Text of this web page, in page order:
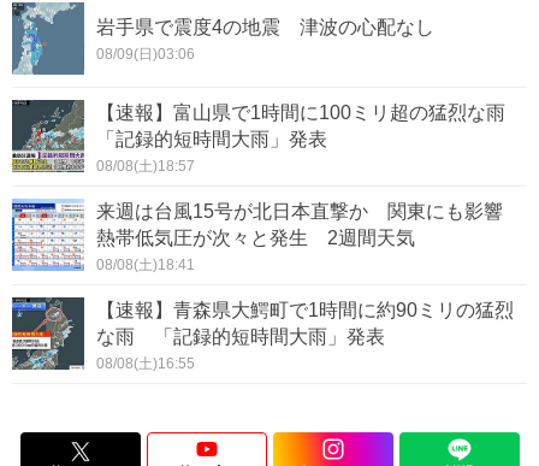
岩手県で震度4の地震 津波の心配なし
08/09(日)03:06
【速報】富山県で1時間に100ミリ超の猛烈な雨
「記録的短時間大雨」発表
08/08(土)18:57
来週は台風15号が北日本直撃か 関東にも影響
熱帯低気圧が次々と発生 2週間天気
08/08(土)18:41
【速報】青森県大鰐町で1時間に約90ミリの猛烈
な雨 「記録的短時間大雨」発表
08/08(土)16:55